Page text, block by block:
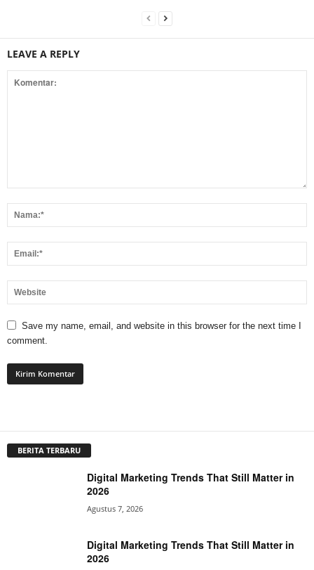
LEAVE A REPLY
Save my name, email, and website in this browser for the next time I
comment.
BERITA TERBARU
Digital Marketing Trends That Still Matter in
2026
Agustus 7, 2026
Digital Marketing Trends That Still Matter in
2026